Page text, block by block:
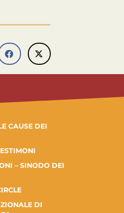
CAUSE DEI
– SINODO DEI
DI